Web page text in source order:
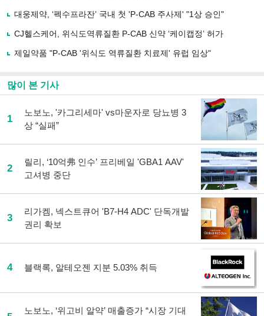
유
기
대웅제약, ‘펙수프라잔’ 국내 첫 'P-CAB 주사제' "1상 승인"
CJ헬스케어, 위식도역류질환 P-CAB 신약 ‘케이캡정’ 허가
제일약품 "P-CAB '위식도 역류질환 치료제' 유럽 임상"
많이 본 기사
1
노보노, '카그리세마' vs마운자로 당뇨병 3
상 “실패”
2
릴리, ‘10억弗 인수’ 프리베일 'GBA1 AAV'
고셔병 중단
3
리가켐, 넥스트큐어 'B7-H4 ADC' 단독개발
권리 확보
4 블랙록, 알테오젠 지분 5.03% 취득
노보노, ‘위고비 알약’ 매출증가 “시장 기대